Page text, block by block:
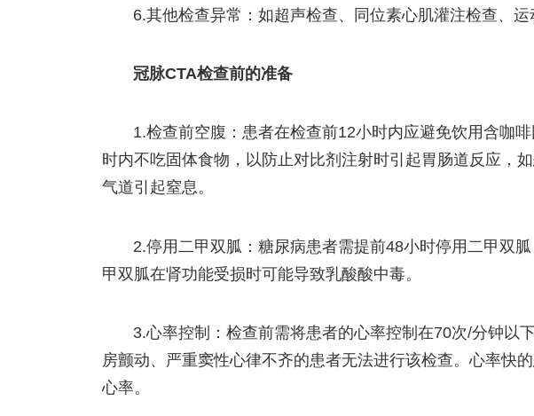
6.其他检查异常：如超声检查、同位素心肌灌注检查、运
冠脉CTA检查前的准备
1.检查前空腹：患者在检查前12小时内应避免饮用含咖
时内不吃固体食物，以防止对比剂注射时引起胃肠道反应，
气道引起窒息。
2.停用二甲双胍：糖尿病患者需提前48小时停用二甲双
甲双胍在肾功能受损时可能导致乳酸酸中毒。
3.心率控制：检查前需将患者的心率控制在70次/分钟以
房颤动、严重窦性心律不齐的患者无法进行该检查。心率快
心率。